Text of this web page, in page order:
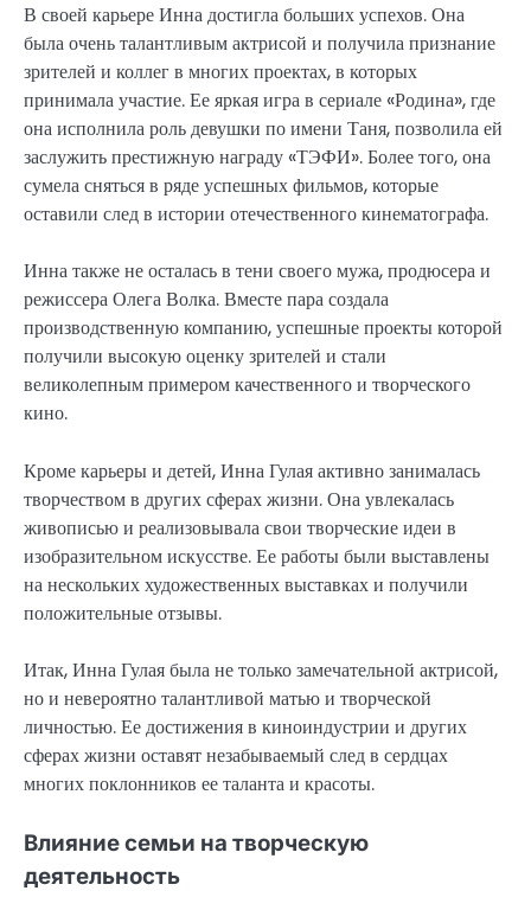
В своей карьере Инна достигла больших успехов. Она
была очень талантливым актрисой и получила признание
зрителей и коллег в многих проектах, в которых
принимала участие. Ее яркая игра в сериале «Родина», где
она исполнила роль девушки по имени Таня, позволила ей
заслужить престижную награду «ТЭФИ». Более того, она
сумела сняться в ряде успешных фильмов, которые
оставили след в истории отечественного кинематографа.
Инна также не осталась в тени своего мужа, продюсера и
режиссера Олега Волка. Вместе пара создала
производственную компанию, успешные проекты которой
получили высокую оценку зрителей и стали
великолепным примером качественного и творческого
кино.
Кроме карьеры и детей, Инна Гулая активно занималась
творчеством в других сферах жизни. Она увлекалась
живописью и реализовывала свои творческие идеи в
изобразительном искусстве. Ее работы были выставлены
на нескольких художественных выставках и получили
положительные отзывы.
Итак, Инна Гулая была не только замечательной актрисой,
но и невероятно талантливой матью и творческой
личностью. Ее достижения в киноиндустрии и других
сферах жизни оставят незабываемый след в сердцах
многих поклонников ее таланта и красоты.
Влияние семьи на творческую
деятельность